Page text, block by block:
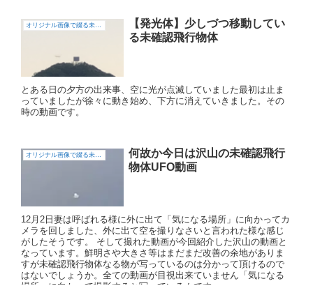
オリジナル画像で綴る未確認飛行物体（UFO)
【発光体】少しづつ移動してい
る未確認飛行物体
とある日の夕方の出来事、空に光が点滅していました最初は止ま
っていましたが徐々に動き始め、下方に消えていきました。その
時の動画です。
オリジナル画像で綴る未確認飛行物体（UFO)
何故か今日は沢山の未確認飛行
物体UFO動画
12月2日妻は呼ばれる様に外に出て「気になる場所」に向かってカ
メラを回しました、外に出て空を撮りなさいと言われた様な感じ
がしたそうです。 そして撮れた動画が今回紹介した沢山の動画と
なっています。鮮明さや大きさ等はまだまだ改善の余地がありま
すが未確認飛行物体なる物が写っているのは分かって頂けるので
はないでしょうか。全ての動画が目視出来ていません「気になる
場所」に向かって撮影すると写っているんです。